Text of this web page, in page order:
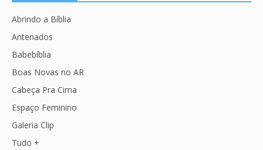
Abrindo a Bíblia
Antenados
Babebíblia
Boas Novas no AR
Cabeça Pra Cima
Espaço Feminino
Galeria Clip
Tudo +